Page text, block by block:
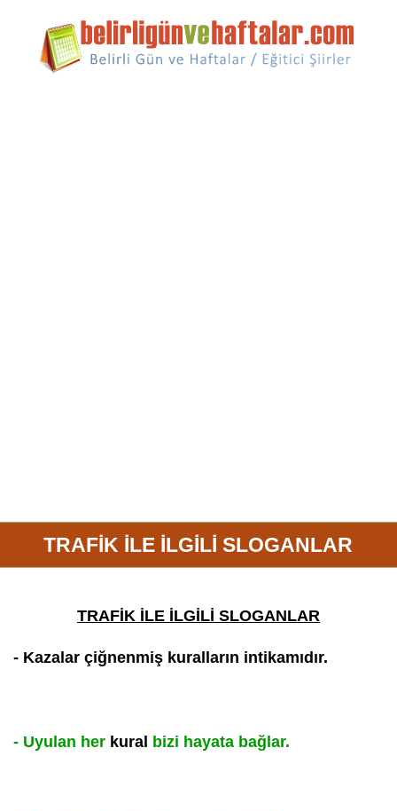
TRAFİK İLE İLGİLİ SLOGANLAR
TRAFİK İLE İLGİLİ SLOGANLAR
- Kazalar çiğnenmiş kural ların intikamıdır.
- Uyulan her kural bizi hayata bağlar.